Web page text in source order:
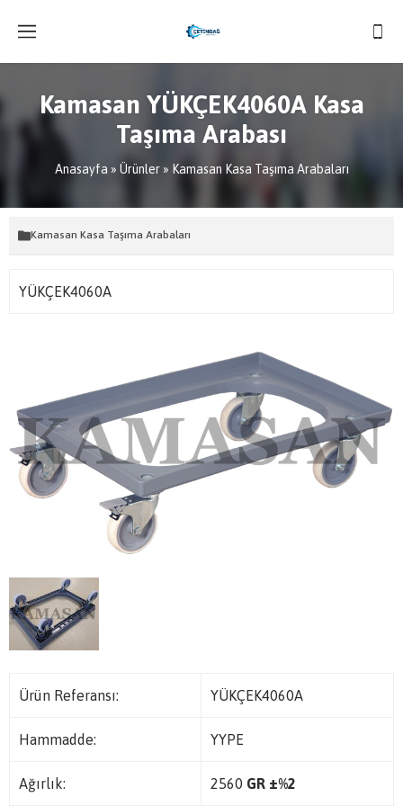
Kamasan YÜKÇEK4060A Kasa
Taşıma Arabası
Anasayfa » Ürünler» Kamasan Kasa Taşıma Arabaları
Kamasan Kasa Taşıma Arabaları
YÜKÇEK4060A
Ürün Referansı: YÜKÇEK4060A
Hammadde: YYPE
Ağırlık: 2560 GR ±%2